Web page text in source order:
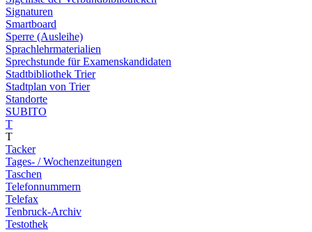
Signaturen
Smartboard
Sperre (Ausleihe)
Sprachlehrmaterialien
Sprechstunde für Examenskandidaten
Stadtbibliothek Trier
Stadtplan von Trier
Standorte
SUBITO
T
T
Tacker
Tages- / Wochenzeitungen
Taschen
Telefonnummern
Telefax
Tenbruck-Archiv
Testothek